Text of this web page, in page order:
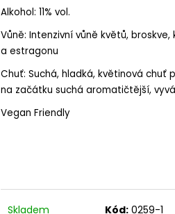
Alkohol: 11% vol.
Vůně: Intenzivní vůně květů,
a estragonu
Chuť: Suchá, hladká, květinová chuť
na začátku suchá aromatičtější,
Vegan Friendly
Skladem Kód: 0259-1